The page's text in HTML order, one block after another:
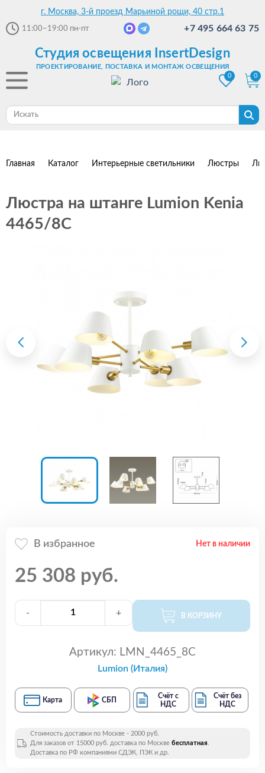
г. Москва, 3-й проезд Марьиной рощи, 40 стр.1
11:00–19:00 пн-пт +7 495 664 63 75
Студия освещения InsertDesign
ПРОЕКТИРОВАНИЕ, ПОСТАВКА И МОНТАЖ ОСВЕЩЕНИЯ
0
0
Главная Каталог Интерьерные светильники Люстры
Люстра на штанге Lumion Kenia
4465/8C
В избранное Нет в наличии
25 308 руб.
- + В КОРЗИНУ
Артикул: LMN_4465_8C
Lumion (Италия)
Карта СБП
Счёт с
НДС
Счёт без
НДС
Стоимость доставки по Москве - 2000 руб.
Для заказов от 15000 руб. доставка по Москве бесплатная.
Доставка по РФ компаниями СДЭК, ПЭК и др.